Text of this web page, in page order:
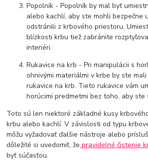
Popolník - Popolník by mal byť
alebo kachlí, aby ste mohli bezpečne
odstránili z krbového priestoru.
blízkosti krbu tiež zabránite
interiéri.
Rukavice na krb - Pri manipulácii s
ohnivými materiálmi v krbe by ste
rukavice na krb. Tieto rukavice vám
horúcimi predmetmi bez toho, aby ste
Toto sú len niektoré základné kusy
krbu alebo kachlí. V závislosti od typu
môžu vyžadovať ďalšie nástroje alebo
dôležité si uvedomiť, že pravidelné čistenie
byť súčasťou.